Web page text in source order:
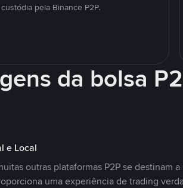
pela Binance P2P.
da bolsa
e Local
outras plataformas P2P se destinam
uma experiência de trading